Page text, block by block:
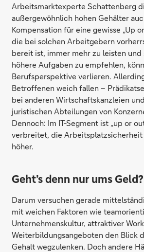
Arbeitsmarktexperte Schattenberg
außergewöhnlich hohen Gehälter
Kompensation für eine gewisse „Up
die bei solchen Arbeitgebern
bereit ist, immer mehr zu leisten
höhere Aufgaben zu empfehlen,
Berufsperspektive verlieren.
Betroffenen weich fallen –
bei anderen Wirtschaftskanzleien
juristischen Abteilungen von
Dennoch: Im IT-Segment ist „up or
verbreitet, die
höher.
Geht’s denn nur ums Geld?
Darum versuchen gerade
mit weichen Faktoren wie
Unternehmenskultur, attraktiver
Weiterbildungsangeboten den Blick
Gehalt wegzulenken. Doch andere